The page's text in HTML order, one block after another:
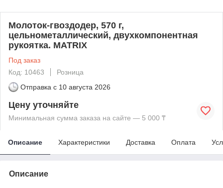
Молоток-гвоздодер, 570 г,
цельнометаллический, двухкомпонентная
рукоятка. MATRIX
Под заказ
Код: 10463
Розница
Отправка с 10 августа 2026
Цену уточняйте
Минимальная сумма заказа на сайте — 5 000 ₸
Описание Характеристики Доставка Оплата
Описание